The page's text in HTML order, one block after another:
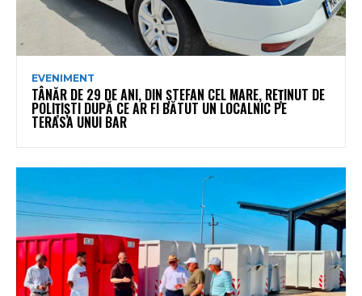
EVENIMENT
TÂNĂR DE 29 DE ANI, DIN ȘTEFAN CEL MARE, REȚINUT DE
POLIȚIȘTI DUPĂ CE AR FI BĂTUT UN LOCALNIC PE
TERASA UNUI BAR